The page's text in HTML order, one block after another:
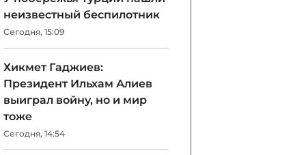
неизвестный беспилотник
Сегодня, 15:09
Хикмет Гаджиев:
Президент Ильхам Алиев
выиграл войну, но и мир
тоже
Сегодня, 14:54